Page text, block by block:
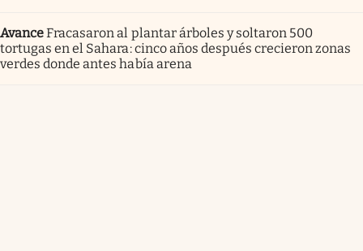
AvanceFracasaron al plantar árboles y soltaron 500
tortugas en el Sahara: cinco años después crecieron zonas
verdes donde antes había arena